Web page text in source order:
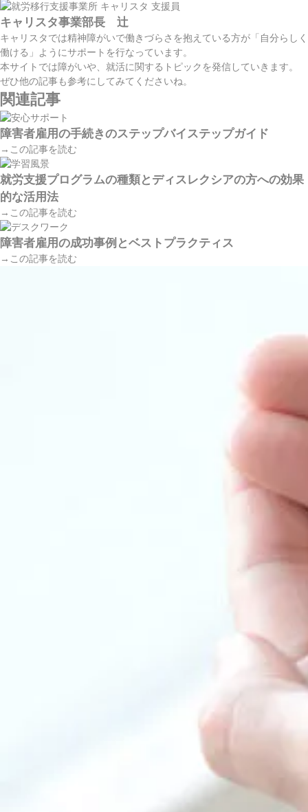
キャリスタ事業部長 辻
キャリスタでは精神障がいで働きづらさを抱えている方が「自分らしく
働ける」ようにサポートを行なっています。
本サイトでは障がいや、就活に関するトピックを発信していきます。
ぜひ他の記事も参考にしてみてくださいね。
関連記事
障害者雇用の手続きのステップバイステップガイド
→この記事を読む
就労支援プログラムの種類とディスレクシアの方への効果
的な活用法
→この記事を読む
障害者雇用の成功事例とベストプラクティス
→この記事を読む